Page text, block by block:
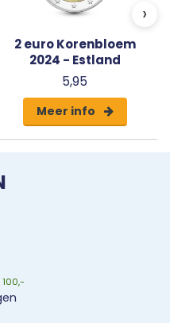
2 euro Korenbloem
2024 - Estland
5,95
Meer info
›